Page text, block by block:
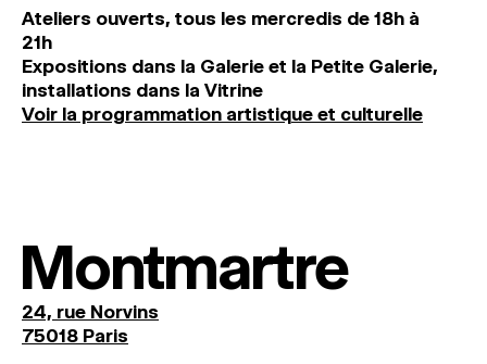
Ateliers ouverts, tous les mercredis de 18h à
21h
Expositions dans la Galerie et la Petite Galerie,
installations dans la Vitrine
Voir la programmation artistique et culturelle
Montmartre
24, rue Norvins
75018 Paris